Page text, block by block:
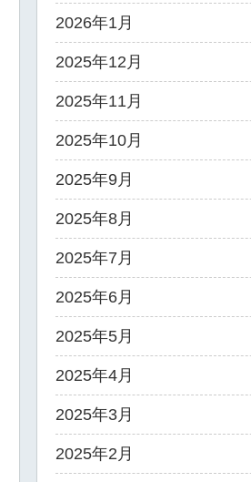
2026年1月
2025年12月
2025年11月
2025年10月
2025年9月
2025年8月
2025年7月
2025年6月
2025年5月
2025年4月
2025年3月
2025年2月